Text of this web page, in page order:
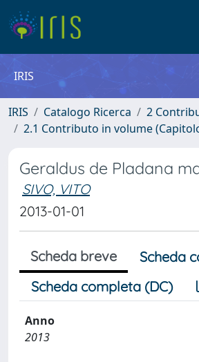
IRIS
IRIS Catalogo Ricerca
2
2.1 Contributo in volume
Geraldus de Pladana
SIVO, VITO
2013-01-01
Scheda breve
Scheda
Scheda completa (DC)
Anno
2013